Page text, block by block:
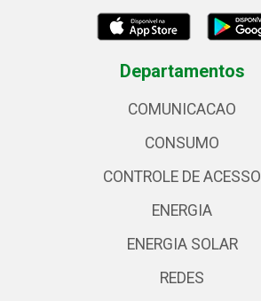
Departamentos
COMUNICACAO
CONSUMO
CONTROLE DE ACESSO
ENERGIA
ENERGIA SOLAR
REDES